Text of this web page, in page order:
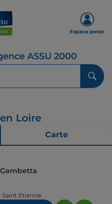
Espace perso
ASSU 2000
Loire
Carte
Saint Etienne